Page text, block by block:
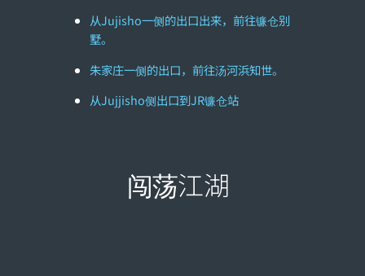
从Jujisho一侧的出口出来，前往镰仓别
墅。
朱家庄一侧的出口，前往汤河浜知世。
从Jujjisho侧出口到JR镰仓站
闯荡江湖